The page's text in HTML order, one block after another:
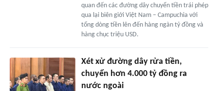
quan đến các đường dây chuyển tiền trái phép
qua lại biên giới Việt Nam – Campuchia với
tổng dòng tiền lên đến hàng ngàn tỷ đồng và
hàng chục triệu USD.
Xét xử đường dây rửa tiền,
chuyển hơn 4.000 tỷ đồng ra
nước ngoài